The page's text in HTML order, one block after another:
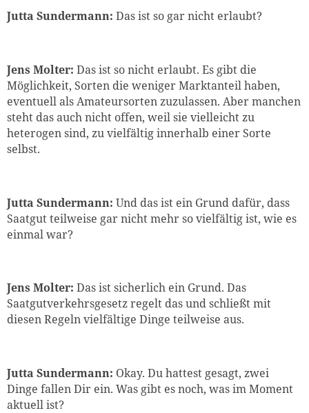
Jutta Sundermann: Das ist so gar nicht erlaubt?
Jens Molter: Das ist so nicht erlaubt. Es gibt die
Möglichkeit, Sorten die weniger Marktanteil haben,
eventuell als Amateursorten zuzulassen. Aber manchen
steht das auch nicht offen, weil sie vielleicht zu
heterogen sind, zu vielfältig innerhalb einer Sorte
selbst.
Jutta Sundermann: Und das ist ein Grund dafür, dass
Saatgut teilweise gar nicht mehr so vielfältig ist, wie es
einmal war?
Jens Molter: Das ist sicherlich ein Grund. Das
Saatgutverkehrsgesetz regelt das und schließt mit
diesen Regeln vielfältige Dinge teilweise aus.
Jutta Sundermann: Okay. Du hattest gesagt, zwei
Dinge fallen Dir ein. Was gibt es noch, was im Moment
aktuell ist?